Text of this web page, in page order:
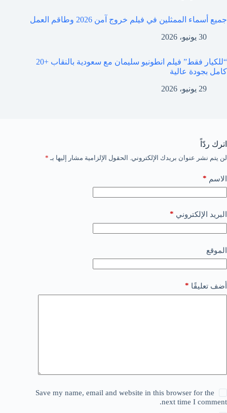
جميع أسماء الممثلين في فيلم خروج آمن 2026 وطاقم العمل
30 يونيو، 2026
“للكيار فقط” فيلم انطونيو سليمان مع سعودية بالنقاب +20
كامل بجودة عالية
29 يونيو، 2026
اترك ردّاً
لن يتم نشر عنوان بريدك الإلكتروني. الحقول الإلزامية مشار إليها بـ *
الاسم *
البريد الإلكتروني *
الموقع
أضف تعليقًا *
Save my name, email and website in this browser for the
next time I comment.